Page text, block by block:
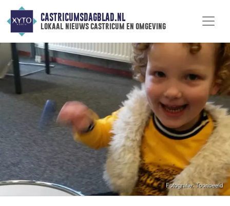
CASTRICUMSDAGBLAD.NL
lokaal nieuws castricum en omgeving